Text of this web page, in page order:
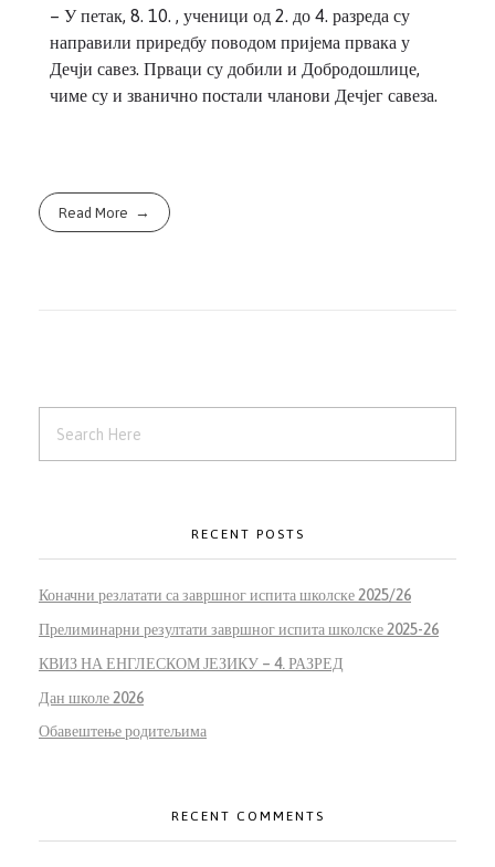
– У петак, 8. 10. , ученици од 2. до 4. разреда су
направили приредбу поводом пријема првака у
Дечји савез. Прваци су добили и Добродошлице,
чиме су и званично постали чланови Дечјег савеза.
Read More
RECENT POSTS
Коначни резлатати са завршног испита школске 2025/26
Прелиминарни резултати завршног испита школске 2025-26
КВИЗ НА ЕНГЛЕСКОМ ЈЕЗИКУ – 4. РАЗРЕД
Дан школе 2026
Обавештење родитељима
RECENT COMMENTS